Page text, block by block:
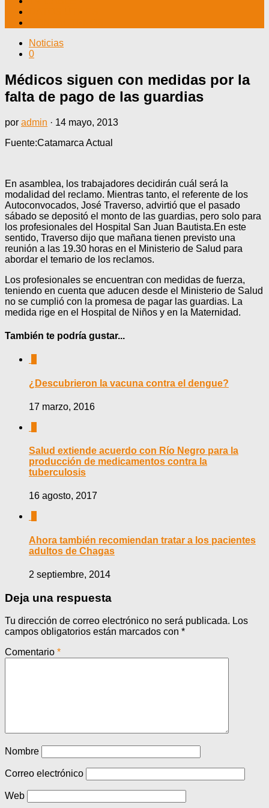
Noticias
0
Médicos siguen con medidas por la
falta de pago de las guardias
por admin · 14 mayo, 2013
Fuente:Catamarca Actual
En asamblea, los trabajadores decidirán cuál será la
modalidad del reclamo. Mientras tanto, el referente de los
Autoconvocados, José Traverso, advirtió que el pasado
sábado se depositó el monto de las guardias, pero solo para
los profesionales del Hospital San Juan Bautista.En este
sentido, Traverso dijo que mañana tienen previsto una
reunión a las 19.30 horas en el Ministerio de Salud para
abordar el temario de los reclamos.
Los profesionales se encuentran con medidas de fuerza,
teniendo en cuenta que aducen desde el Ministerio de Salud
no se cumplió con la promesa de pagar las guardias. La
medida rige en el Hospital de Niños y en la Maternidad.
También te podría gustar...
¿Descubrieron la vacuna contra el dengue?
17 marzo, 2016
Salud extiende acuerdo con Río Negro para la
producción de medicamentos contra la
tuberculosis
16 agosto, 2017
Ahora también recomiendan tratar a los pacientes
adultos de Chagas
2 septiembre, 2014
Deja una respuesta
Tu dirección de correo electrónico no será publicada. Los
campos obligatorios están marcados con *
Comentario *
Nombre
Correo electrónico
Web